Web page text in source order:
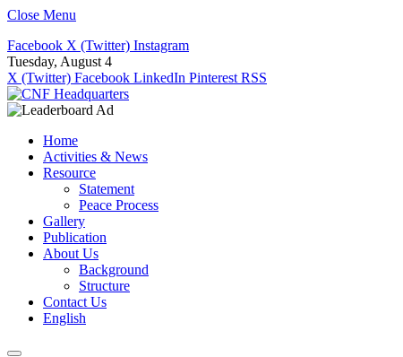
Close Menu
Facebook X (Twitter) Instagram
Tuesday, August 4
X (Twitter) Facebook LinkedIn Pinterest RSS
Home
Activities & News
Resource
Statement
Peace Process
Gallery
Publication
About Us
Background
Structure
Contact Us
English